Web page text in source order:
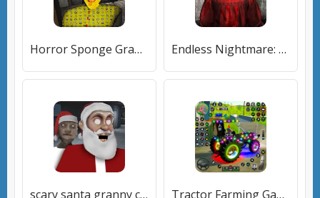
Horror Sponge Granny V1.8: The Scary Game Mod 2020 Endless Nightmare: 3D Creepy & Scary Horror Game
scary santa granny chapter II Tractor Farming Games 2023